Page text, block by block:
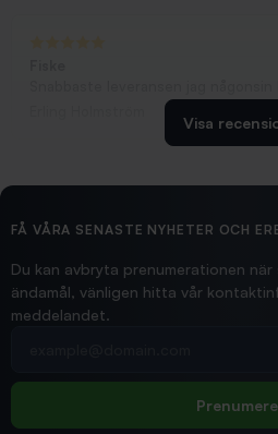
Hittade exakt vad jag behövde.
Visa
FÅ VÅRA SENASTE NYHETER OCH
Du kan avbryta prenumerationen
ändamål, vänligen hitta vår
meddelandet.